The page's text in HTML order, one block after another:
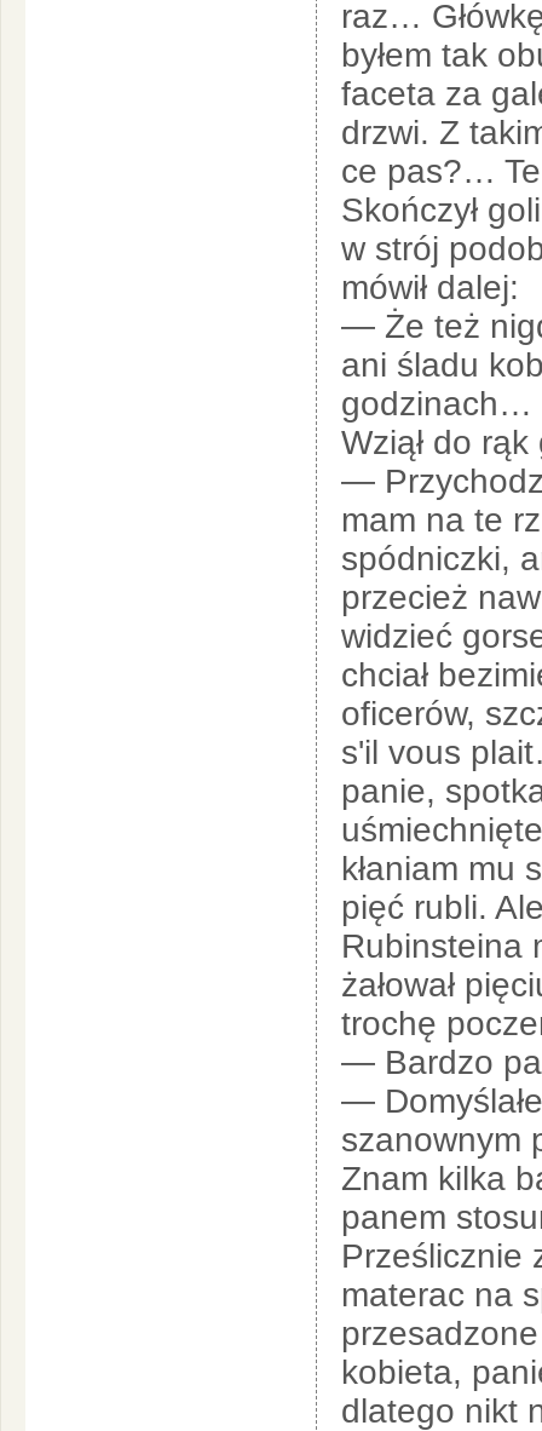
raz…
byłem tak
faceta za
drzwi. Z
ce pas?…
Skończył
w strój
mówił dalej:
— Że też
ani śladu
godzinach…
Wziął do
—
mam na te
spódniczki,
przecież
widzieć
chciał
oficerów,
s'il vous
panie,
kłaniam mu
pięć rubli.
Rubinsteina
żałował
trochę
— Bardzo
—
szanownym
Znam kilka
panem
Prześlicznie
materac na
kobieta,
dlatego nikt